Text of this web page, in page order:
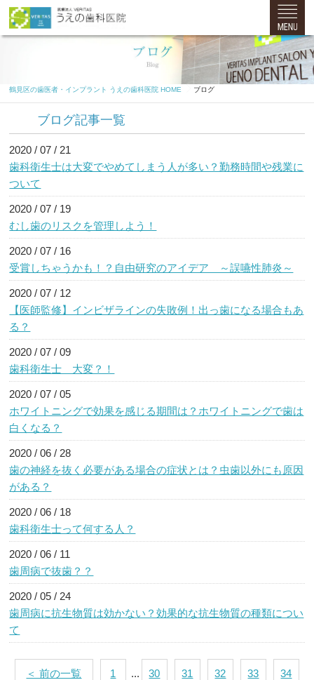
鶴見区の歯医者・インプラント うえの歯科医院 HOME ブログ
ブログ記事一覧
2020 / 07 / 21
歯科衛生士は大変でやめてしまう人が多い？勤務時間や残業に
ついて
2020 / 07 / 19
むし歯のリスクを管理しよう！
2020 / 07 / 16
受賞しちゃうかも！？自由研究のアイデア ～誤嚥性肺炎～
2020 / 07 / 12
【医師監修】インビザラインの失敗例！出っ歯になる場合もあ
る？
2020 / 07 / 09
歯科衛生士 大変？！
2020 / 07 / 05
ホワイトニングで効果を感じる期間は？ホワイトニングで歯は
白くなる？
2020 / 06 / 28
歯の神経を抜く必要がある場合の症状とは？虫歯以外にも原因
がある？
2020 / 06 / 18
歯科衛生士って何する人？
2020 / 06 / 11
歯周病で抜歯？？
2020 / 05 / 24
歯周病に抗生物質は効かない？効果的な抗生物質の種類につい
て
＜ 前の一覧 1 ... 30 31 32 33 34